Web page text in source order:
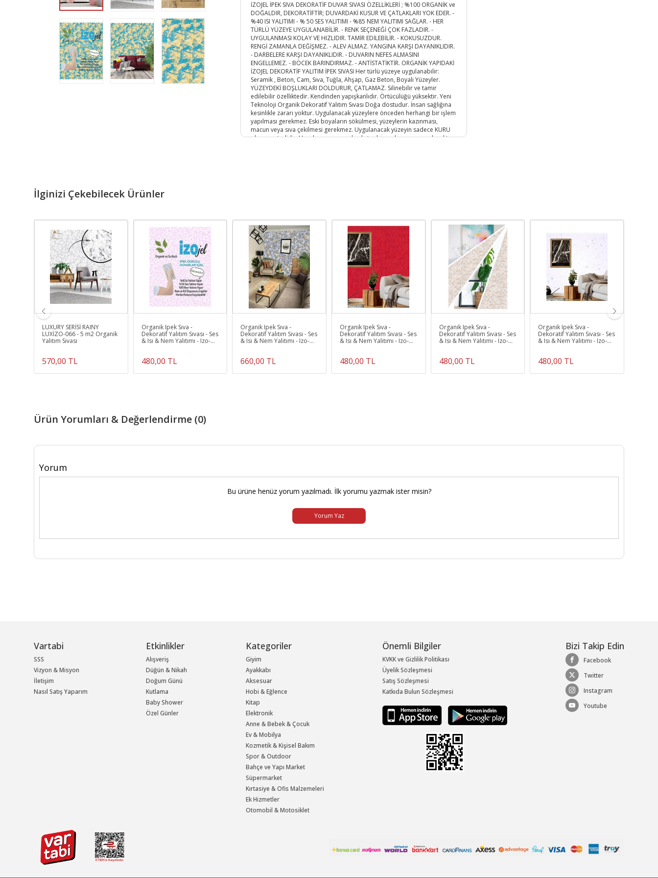
İZOJEL İPEK SIVA DEKORATİF DUVAR SIVASI ÖZELLİKLERİ ; %100 ORGANİK ve
DOĞALDIR, DEKORATİFTİR; DUVARDAKİ KUSUR VE ÇATLAKLARI YOK EDER. -
%40 ISI YALITIMI - % 50 SES YALITIMI - %85 NEM YALITIMI SAĞLAR. - HER
TÜRLÜ YÜZEYE UYGULANABİLİR. - RENK SEÇENEĞİ ÇOK FAZLADIR. -
UYGULANMASI KOLAY VE HIZLIDIR. TAMİR EDİLEBİLİR. - KOKUSUZDUR.
RENGİ ZAMANLA DEĞİŞMEZ. - ALEV ALMAZ. YANGINA KARŞI DAYANIKLIDIR.
- DARBELERE KARŞI DAYANIKLIDIR. - DUVARIN NEFES ALMASINI
ENGELLEMEZ. - BÖCEK BARINDIRMAZ. - ANTİSTATİKTİR. ORGANİK YAPIDAKİ
İZOJEL DEKORATİF YALITIM İPEK SIVASI Her türlü yüzeye uygulanabilir:
Seramik , Beton, Cam, Sıva, Tuğla, Ahşap, Gaz Beton, Boyalı Yüzeyler.
YÜZEYDEKİ BOŞLUKLARI DOLDURUR, ÇATLAMAZ. Silinebilir ve tamir
edilebilir özelliktedir. Kendinden yapışkanlıdır. Örtücülüğü yüksektir. Yeni
Teknoloji Organik Dekoratif Yalıtım Sıvası Doğa dostudur. İnsan sağlığına
kesinlikle zararı yoktur. Uygulanacak yüzeylere önceden herhangi bir işlem
yapılması gerekmez. Eski boyaların sökülmesi, yüzeylerin kazınması,
macun veya sıva çekilmesi gerekmez. Uygulanacak yüzeyin sadece KURU
olması yeterlidir. Uygulama esnasında ekstra bir malzemeye gerek yoktur.
KAPLANABİLİR. YÜZEYE UYGULANAN ÜRÜN 12 İLE 24 SAAT ARASINDA
KURUR.
Ürün Kodu :10556-İZO.030
İlginizi Çekebilecek Ürünler
LUXURY SERİSİ RAINY
LUXİZO-066 - 5 m2 Organik
Yalıtım Sıvası
570,00 TL
Organik Ipek Sıva -
Dekoratif Yalıtım Sıvası - Ses
& Isı & Nem Yalıtımı - Izo-
480,00 TL
Organik Ipek Sıva -
Dekoratif Yalıtım Sıvası - Ses
& Isı & Nem Yalıtımı - Izo-
660,00 TL
Organik Ipek Sıva -
Dekoratif Yalıtım Sıvası - Ses
& Isı & Nem Yalıtımı - Izo-
480,00 TL
Organik Ipek Sıva -
Dekoratif Yalıtım Sıvası - Ses
& Isı & Nem Yalıtımı - Izo-
480,00 TL
Organik Ipek Sıva -
Dekoratif Yalıtım Sıvası - Ses
& Isı & Nem Yalıtımı - Izo-
480,00 TL
Ürün Yorumları & Değerlendirme (0)
Yorum
Bu ürüne henüz yorum yazılmadı. İlk yorumu yazmak ister misin?
Yorum Yaz
Vartabi
SSS
Vizyon & Misyon
İletişim
Nasıl Satış Yaparım
Etkinlikler
Alışveriş
Düğün & Nikah
Doğum Günü
Kutlama
Baby Shower
Özel Günler
Kategoriler
Giyim
Ayakkabı
Aksesuar
Hobi & Eğlence
Kitap
Elektronik
Anne & Bebek & Çocuk
Ev & Mobilya
Kozmetik & Kişisel Bakım
Spor & Outdoor
Bahçe ve Yapı Market
Süpermarket
Kırtasiye & Ofis Malzemeleri
Ek Hizmetler
Otomobil & Motosiklet
Önemli Bilgiler
KVKK ve Gizlilik Politikası
Üyelik Sözleşmesi
Satış Sözleşmesi
Katkıda Bulun Sözleşmesi
Bizi Takip Edin
Facebook
Twitter
Instagram
Youtube